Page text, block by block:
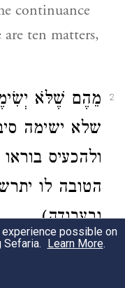
continuance
ten matters,
2 מֵהֶם שֶׁלֹּא
שלא ישימה
ולהכעיס
הטובה לו
ובעבודה).
Divine bounty
against G-
possible on
Sefaria. Learn More.